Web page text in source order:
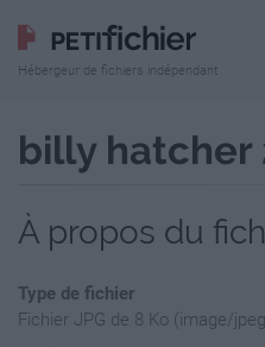
Hébergeur de fichiers indépendant
billy hatcher
À propos du
Type de fichier
Fichier JPG de 8 Ko (image/